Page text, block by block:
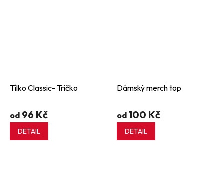
Tílko Classic- Tričko
od 96 Kč
DETAIL
Dámský merch top
od 100 Kč
DETAIL